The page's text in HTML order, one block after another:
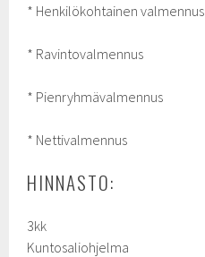
* Henkilökohtainen valmennus
* Ravintovalmennus
* Pienryhmävalmennus
* Nettivalmennus
HINNASTO:
3kk
Kuntosaliohjelma